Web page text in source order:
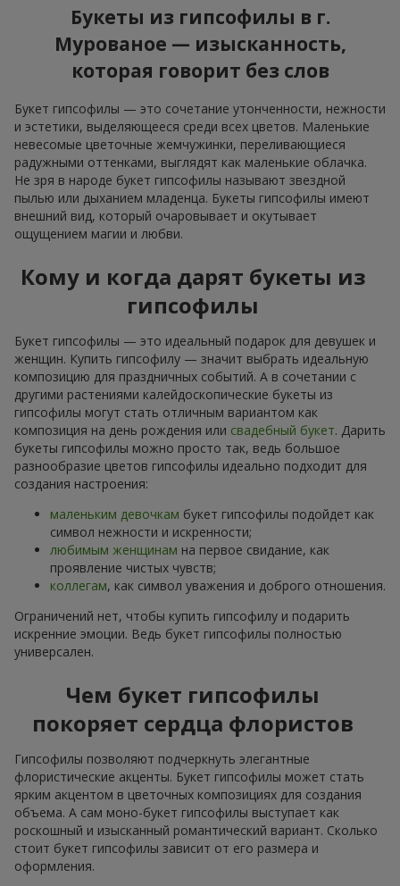
Букеты из гипсофилы в г.
Мурованое — изысканность,
которая говорит без слов
Букет гипсофилы — это сочетание утонченности, нежности
и эстетики, выделяющееся среди всех цветов. Маленькие
невесомые цветочные жемчужинки, переливающиеся
радужными оттенками, выглядят как маленькие облачка.
Не зря в народе букет гипсофилы называют звездной
пылью или дыханием младенца. Букеты гипсофилы имеют
внешний вид, который очаровывает и окутывает
ощущением магии и любви.
Кому и когда дарят букеты из
гипсофилы
Букет гипсофилы — это идеальный подарок для девушек и
женщин. Купить гипсофилу — значит выбрать идеальную
композицию для праздничных событий. А в сочетании с
другими растениями калейдоскопические букеты из
гипсофилы могут стать отличным вариантом как
композиция на день рождения или свадебный букет. Дарить
букеты гипсофилы можно просто так, ведь большое
разнообразие цветов гипсофилы идеально подходит для
создания настроения:
маленьким девочкам букет гипсофилы подойдет как
символ нежности и искренности;
любимым женщинам на первое свидание, как
проявление чистых чувств;
коллегам, как символ уважения и доброго отношения.
Ограничений нет, чтобы купить гипсофилу и подарить
искренние эмоции. Ведь букет гипсофилы полностью
универсален.
Чем букет гипсофилы
покоряет сердца флористов
Гипсофилы позволяют подчеркнуть элегантные
флористические акценты. Букет гипсофилы может стать
ярким акцентом в цветочных композициях для создания
объема. А сам моно-букет гипсофилы выступает как
роскошный и изысканный романтический вариант. Сколько
стоит букет гипсофилы зависит от его размера и
оформления.